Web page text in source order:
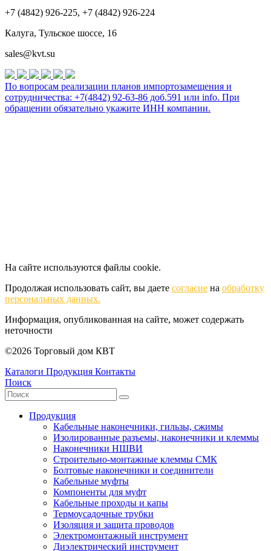
+7 (4842) 926-225, +7 (4842) 926-224
Калуга, Тульское шоссе, 16
sales@kvt.su
По вопросам реализации планов импортозамещения и
сотрудничества: +7(4842) 92-63-86 доб.591 или info. При
обращении обязательно укажите ИНН компании.
На сайте используются файлы cookie.
Продолжая использовать сайт, вы даете согласие на обработку
персональных данных.
Информация, опубликованная на сайте, может содержать
неточности
©2026 Торговый дом КВТ
Каталоги Продукция Контакты
Поиск
Продукция
Кабельные наконечники, гильзы, сжимы
Изолированные разъемы, наконечники и клеммы
Наконечники НШВИ
Строительно-монтажные клеммы СМК
Болтовые наконечники и соединители
Кабельные муфты
Компоненты для муфт
Кабельные проходы и капы
Термоусадочные трубки
Изоляция и защита проводов
Электромонтажный инструмент
Диэлектрический инструмент